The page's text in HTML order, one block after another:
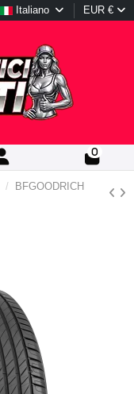
Italiano EUR €
0
BFGOODRICH